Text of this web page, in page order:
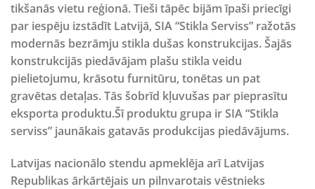
tikšanās vietu reģionā. Tieši tāpēc bijām īpaši priecīgi
par iespēju izstādīt Latvijā, SIA “Stikla Serviss” ražotās
modernās bezrāmju stikla dušas konstrukcijas. Šajās
konstrukcijās piedāvājam plašu stikla veidu
pielietojumu, krāsotu furnitūru, tonētas un pat
gravētas detaļas. Tās šobrīd kļuvušas par pieprasītu
eksporta produktu.Šī produktu grupa ir SIA “Stikla
serviss” jaunākais gatavās produkcijas piedāvājums.
Latvijas nacionālo stendu apmeklēja arīLatvijas
Republikas ārkārtējais un pilnvarotais vēstnieks